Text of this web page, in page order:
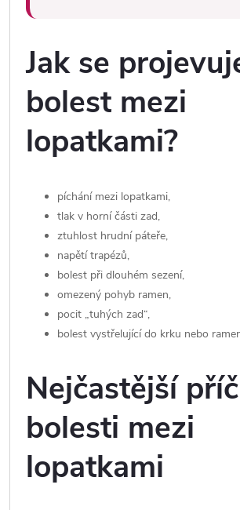
Jak se
bolest mezi
lopatkami?
píchání mezi lopatkami,
tlak v horní části zad,
ztuhlost hrudní páteře,
napětí trapézů,
bolest při dlouhém sezení,
omezený pohyb ramen,
pocit „tuhých zad“,
bolest vystřelující do krku nebo
Nejčastější
bolesti mezi
lopatkami